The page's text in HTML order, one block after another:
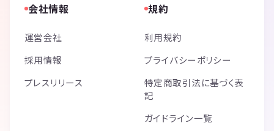
会社情報
運営会社
採用情報
プレスリリース
規約
利用規約
プライバシーポリシー
特定商取引法に基づく表
記
ガイドライン一覧